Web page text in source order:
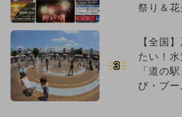
祭り＆花
3
【全国
たい！
「道の
び・プ